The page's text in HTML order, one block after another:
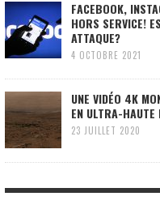
FACEBOOK,
HORS SERVICE!
ATTAQUE?
4 OCTOBRE 2021
UNE VIDÉO 4K
EN ULTRA-HAUTE
23 JUILLET 2020